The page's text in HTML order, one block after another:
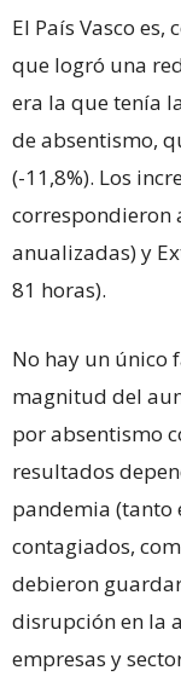
El País Vasco
que logró una
era la que tenía
de absentismo,
(-11,8%). Los
correspondieron
anualizadas) y
81 horas).
No hay un único
magnitud del
por absentismo
resultados
pandemia (tanto
contagiados,
debieron
disrupción en la
empresas y